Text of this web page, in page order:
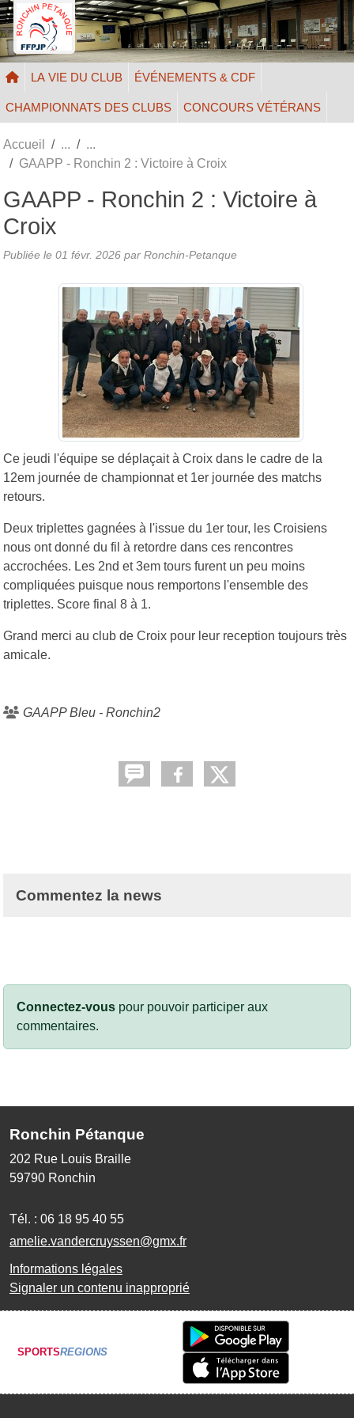
LA VIE DU CLUB ÉVÉNEMENTS & CDF
CHAMPIONNATS DES CLUBS CONCOURS VÉTÉRANS
Accueil
GAAPP - Ronchin 2 : Victoire à Croix
GAAPP - Ronchin 2 : Victoire à
Croix
Publiée le 01 févr. 2026 par Ronchin-Petanque
Ce jeudi l'équipe se déplaçait à Croix dans le cadre de la
12em journée de championnat et 1er journée des matchs
retours.
Deux triplettes gagnées à l'issue du 1er tour, les Croisiens
nous ont donné du fil à retordre dans ces rencontres
accrochées. Les 2nd et 3em tours furent un peu moins
compliquées puisque nous remportons l'ensemble des
triplettes. Score final 8 à 1.
Grand merci au club de Croix pour leur reception toujours très
amicale.
GAAPP Bleu - Ronchin2
Commentez la news
Connectez-vous pour pouvoir participer aux
commentaires.
Ronchin Pétanque
202 Rue Louis Braille
59790 Ronchin
Tél. : 06 18 95 40 55
amelie.vandercruyssen@gmx.fr
Informations légales
Signaler un contenu inapproprié
SPORTSREGIONS
Panneau de gestion des cookies